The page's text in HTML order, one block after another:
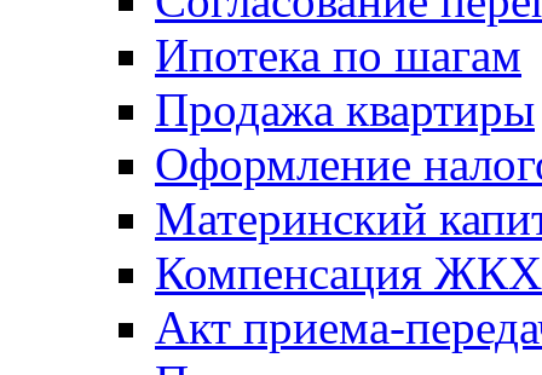
Ипотека по шагам
Продажа квартиры
Оформление
Материнский
Компенсация ЖКХ
Акт приема-